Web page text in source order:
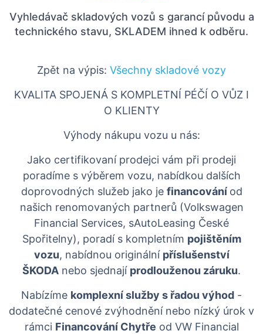
Vyhledávač skladových vozů s garancí původu a
technického stavu, SKLADEM ihned k odběru.
Zpět na výpis: Všechny skladové vozy
KVALITA SPOJENÁ S KOMPLETNÍ PÉČÍ O VŮZ I
O KLIENTY
Výhody nákupu vozu u nás:
Jako certifikovaní prodejci vám při prodeji
poradíme s výběrem vozu, nabídkou dalších
doprovodných služeb jako je financování od
našich renomovaných partnerů (Volkswagen
Financial Services, sAutoLeasing České
Spořitelny), poradí s kompletním pojištěním
vozu, nabídnou originální příslušenství
ŠKODA nebo sjednají prodlouženou záruku.
Nabízíme komplexní služby s řadou výhod -
dodatečné cenové zvýhodnění nebo nízký úrok v
rámci Financování Chytře od VW Financial